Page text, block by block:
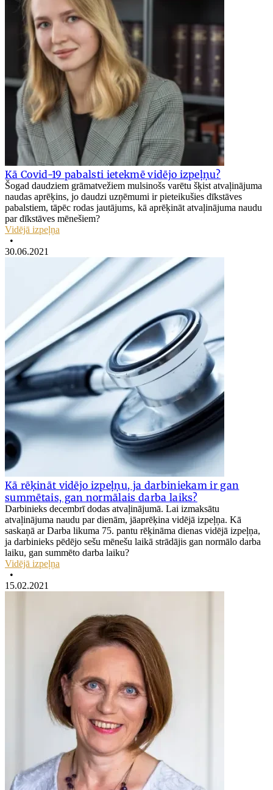
Kā Covid-19 pabalsti ietekmē vidējo izpeļņu?
Šogad daudziem grāmatvežiem mulsinošs varētu šķist atvaļinājuma
naudas aprēķins, jo daudzi uzņēmumi ir pieteikušies dīkstāves
pabalstiem, tāpēc rodas jautājums, kā aprēķināt atvaļinājuma naudu
par dīkstāves mēnešiem?
Vidējā izpeļņa
•
30.06.2021
Kā rēķināt vidējo izpeļņu, ja darbiniekam ir gan
summētais, gan normālais darba laiks?
Darbinieks decembrī dodas atvaļinājumā. Lai izmaksātu
atvaļinājuma naudu par dienām, jāaprēķina vidējā izpeļņa. Kā
saskaņā ar Darba likuma 75. pantu rēķināma dienas vidējā izpeļņa,
ja darbinieks pēdējo sešu mēnešu laikā strādājis gan normālo darba
laiku, gan summēto darba laiku?
Vidējā izpeļņa
•
15.02.2021